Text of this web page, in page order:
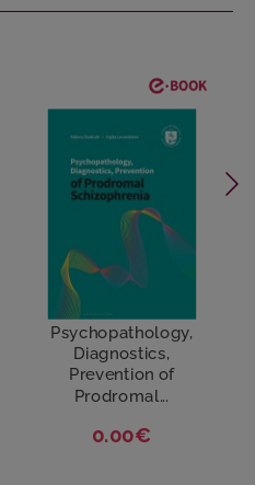
Psychopathology,
Diagnostics,
Prevention of
Prodromal...
0.00€